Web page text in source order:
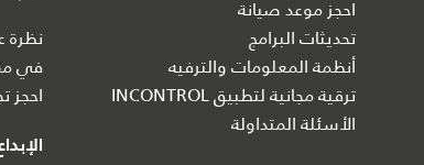
احجز موعد صيانة
تحديثات البرامج
أنظمة المعلومات والترفيه
ترقية مجانية لتطبيق INCONTROL
الأسئلة المتداولة
نظرة
في
احجز